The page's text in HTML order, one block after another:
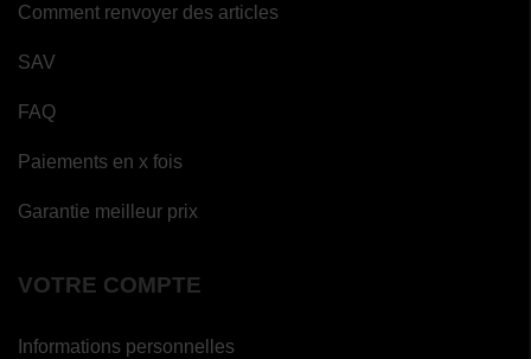
Comment renvoyer des articles
SAV
FAQ
Paiements en x fois
Garantie meilleur prix
VOTRE COMPTE
Informations personnelles